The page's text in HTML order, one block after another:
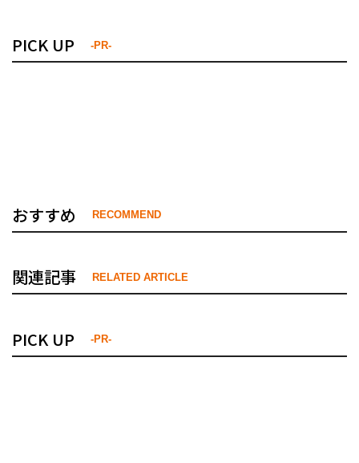
PICK UP -PR-
おすすめ RECOMMEND
関連記事 RELATED ARTICLE
PICK UP -PR-